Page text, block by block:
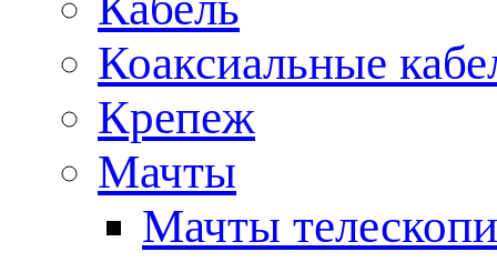
Коаксиальные
Крепеж
Мачты
Мачты